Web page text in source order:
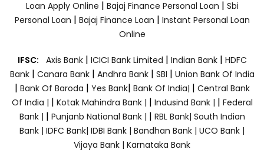
Loan Apply Online | Bajaj Finance Personal Loan | Sbi
Personal Loan | Bajaj Finance Loan | Instant Personal Loan
Online
IFSC: Axis Bank | ICICI Bank Limited | Indian Bank | HDFC
Bank| Canara Bank | Andhra Bank| SBI | Union Bank Of India
| Bank Of Baroda | Yes Bank| Bank Of India| | Central Bank
Of India | | Kotak Mahindra Bank | | Indusind Bank | | Federal
Bank | | Punjanb National Bank | | RBL Bank| South Indian
Bank | IDFC Bank| IDBI Bank | Bandhan Bank | UCO Bank |
Vijaya Bank | Karnataka Bank